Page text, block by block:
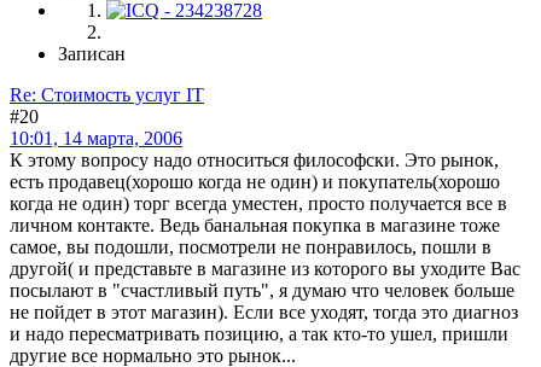
Записан
Re: Стоимость услуг IT
#20
10:01, 14 марта, 2006
К этому вопросу надо относиться философски. Это рынок,
есть продавец(хорошо когда не один) и покупатель(хорошо
когда не один) торг всегда уместен, просто получается все в
личном контакте. Ведь банальная покупка в магазине тоже
самое, вы подошли, посмотрели не понравилось, пошли в
другой( и представьте в магазине из которого вы уходите Вас
посылают в "счастливый путь", я думаю что человек больше
не пойдет в этот магазин). Если все уходят, тогда это диагноз
и надо пересматривать позицию, а так кто-то ушел, пришли
другие все нормально это рынок...